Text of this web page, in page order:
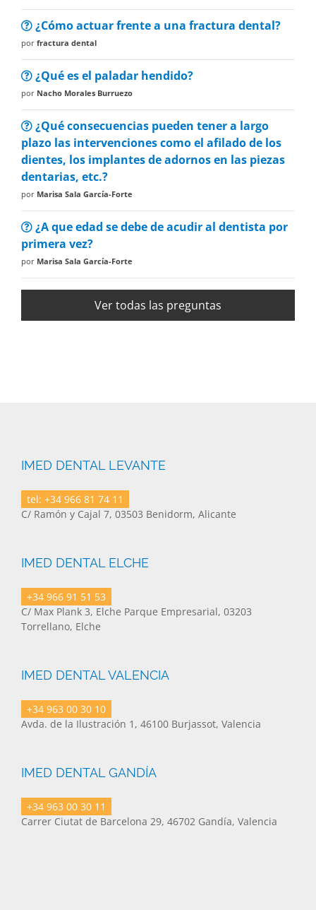
¿Cómo actuar frente a una fractura dental?
por fractura dental
¿Qué es el paladar hendido?
por Nacho Morales Burruezo
¿Qué consecuencias pueden tener a largo
plazo las intervenciones como el afilado de los
dientes, los implantes de adornos en las piezas
dentarias, etc.?
por Marisa Sala García-Forte
¿A que edad se debe de acudir al dentista por
primera vez?
por Marisa Sala García-Forte
Ver todas las preguntas
IMED DENTAL LEVANTE
tel: +34 966 81 74 11
C/ Ramón y Cajal 7, 03503 Benidorm, Alicante
IMED DENTAL ELCHE
+34 966 91 51 53
C/ Max Plank 3, Elche Parque Empresarial, 03203
Torrellano, Elche
IMED DENTAL VALENCIA
+34 963 00 30 10
Avda. de la Ilustración 1, 46100 Burjassot, Valencia
IMED DENTAL GANDÍA
+34 963 00 30 11
Carrer Ciutat de Barcelona 29, 46702 Gandía, Valencia